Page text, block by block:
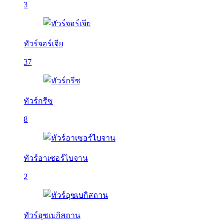
3
ทัวร์จอร์เจีย
37
ทัวร์กรีซ
8
ทัวร์อาเซอร์ไบจาน
2
ทัวร์อุซเบกิสถาน